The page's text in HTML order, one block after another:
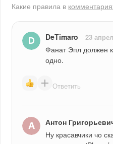
Какие правила в
DeTimaro 23
Фанат Эпл должен
одно.
Ответить
Антон
Ну красавчики чо